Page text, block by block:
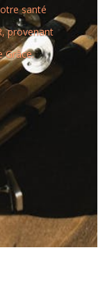
santé
provenant
Grâce.